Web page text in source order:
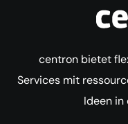
centron bietet
Services mit
Ideen in